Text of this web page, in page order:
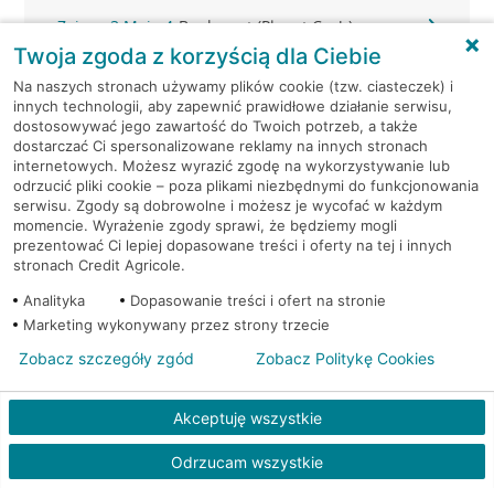
Zgierz, 3 Maja 4 Bankomat (Planet Cash)
Zgierz, 3 Maja 4 Bankomat (Planet Cash)
Zgierz, Armii Krajowej 2 Bankomat (Planet Cash)
Zgierz, Tuwima 20 Bankomat (Planet Cash)
Zgierz, ul. 3 Maja 4 Bankomat (Euronet)
Zgierz, ul. 3 Maja 4 Bankomat (Euronet)
Zgierz, ul. Armii Krajowej 10 Bankomat (Euronet)
Zgierz, ul. Długa 7 Bankomat w placówce CA BP
Zgierz, ul. Długa 7 Bankomat w placówce CA BP
Twoja zgoda z korzyścią dla Ciebie
Na naszych stronach używamy plików cookie (tzw. ciasteczek) i
innych technologii, aby zapewnić prawidłowe działanie serwisu,
dostosowywać jego zawartość do Twoich potrzeb, a także
dostarczać Ci spersonalizowane reklamy na innych stronach
internetowych. Możesz wyrazić zgodę na wykorzystywanie lub
odrzucić pliki cookie – poza plikami niezbędnymi do funkcjonowania
serwisu. Zgody są dobrowolne i możesz je wycofać w każdym
momencie. Wyrażenie zgody sprawi, że będziemy mogli
prezentować Ci lepiej dopasowane treści i oferty na tej i innych
stronach Credit Agricole.
Analityka
Dopasowanie treści i ofert na stronie
Marketing wykonywany przez strony trzecie
Akceptuję wszystkie
Odrzucam wszystkie
Zobacz szczegóły zgód Zobacz Politykę Cookies